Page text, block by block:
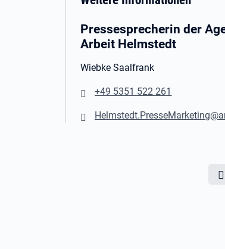
Pressesprecherin der
Arbeit Helmstedt
Wiebke Saalfrank
+49 5351 522 261